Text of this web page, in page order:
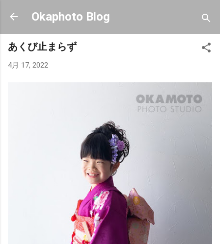
スキップしてメイン コンテンツに移動
Okaphoto Blog
あくび止まらず
4月 17, 2022